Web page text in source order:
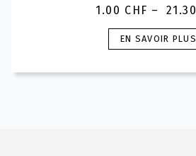
1.00 CHF – 21.30
Plage
de
prix :
à
EN SAVOIR PLUS
Ce
produit